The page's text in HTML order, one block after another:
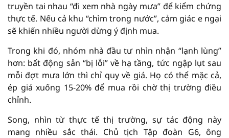
truyền tai nhau “đi xem nhà ngày mưa” để kiểm chứng
thực tế. Nếu cả khu “chìm trong nước”, cảm giác e ngại
sẽ khiến nhiều người dừng ý định mua.
Trong khi đó, nhóm nhà đầu tư nhìn nhận “lạnh lùng”
hơn: bất động sản “bị lỗi” về hạ tầng, tức ngập lụt sau
mỗi đợt mưa lớn thì chỉ quy về giá. Họ có thể mặc cả,
ép giá xuống 15-20% để mua rồi chờ thị trường điều
chỉnh.
Song, nhìn từ thực tế thị trường, sự tác động này
mang nhiều sắc thái. Chủ tịch Tập đoàn G6, ông